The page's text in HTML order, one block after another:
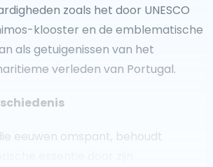
zoals het door UNESCO
klooster en de emblematische
als getuigenissen van het
verleden van Portugal.
eeuwen omspant, behoudt